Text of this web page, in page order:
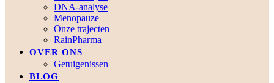
DNA-analyse
Menopauze
Onze trajecten
RainPharma
OVER ONS
Getuigenissen
BLOG